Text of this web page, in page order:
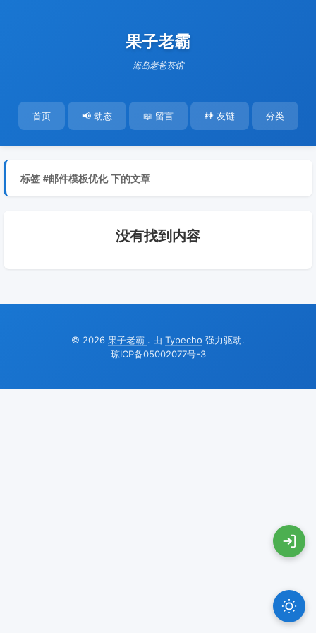
果子老霸
海岛老爸茶馆
首页 📢 动态 📖 留言 👭 友链 分类
标签 #邮件模板优化 下的文章
没有找到内容
© 2026 果子老霸 . 由 Typecho 强力驱动.
琼ICP备05002077号-3